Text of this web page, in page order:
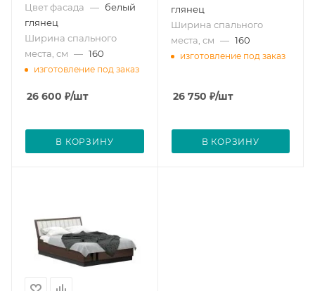
Цвет фасада — белый
глянец
Ширина спального
места, см — 160
изготовление под заказ
26 600 ₽/шт
В КОРЗИНУ
глянец
Ширина спального
места, см — 160
изготовление под заказ
26 750 ₽/шт
В КОРЗИНУ